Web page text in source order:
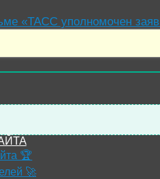
«ТАСС уполномочен
🏆
🚀